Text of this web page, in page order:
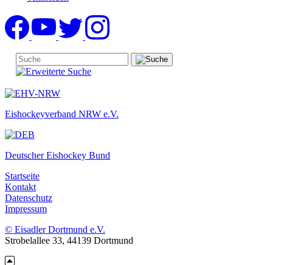
Eishockeyverband NRW e.V.
Deutscher Eishockey Bund
Startseite
Kontakt
Datenschutz
Impressum
© Eisadler Dortmund e.V.
Strobelallee 33, 44139 Dortmund